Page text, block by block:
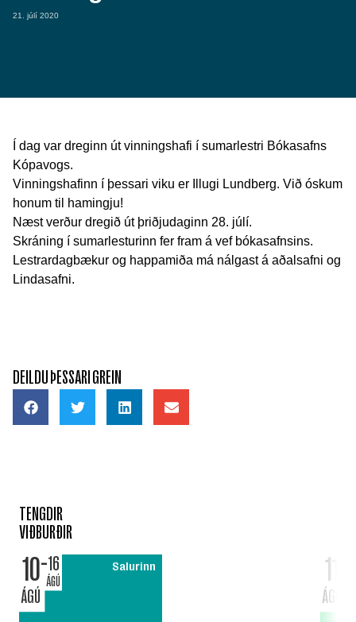
21. júlí 2020
Í dag var dreginn út vinningshafi í sumarlestri Bókasafns
Kópavogs.
Vinningshafinn í þessari viku er Illugi Lundberg. Við óskum
honum til hamingju!
Næst verður dregið út þriðjudaginn 28. júlí.
Skráning í sumarlesturinn fer fram á vef bókasafnsins.
Lestrardagbækur og happamiða má nálgast á aðalsafni og
Lindasafni.
DEILDU ÞESSARI GREIN
TENGDIR
VIÐBURÐIR
10
ÁGÚ
16
ÁGÚ
Salurinn 11
ÁGÚ